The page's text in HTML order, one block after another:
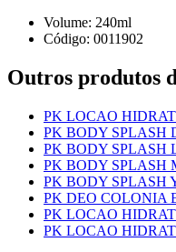
Volume: 240ml
Código: 0011902
Outros produtos
PK LOCAO
PK BODY SPLASH
PK BODY SPLASH
PK BODY SPLASH
PK BODY SPLASH
PK DEO COLONIA
PK LOCAO
PK LOCAO